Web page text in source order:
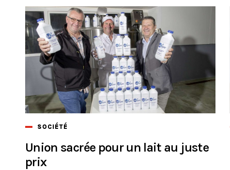
SOCIÉTÉ
Union sacrée pour un lait au juste
prix